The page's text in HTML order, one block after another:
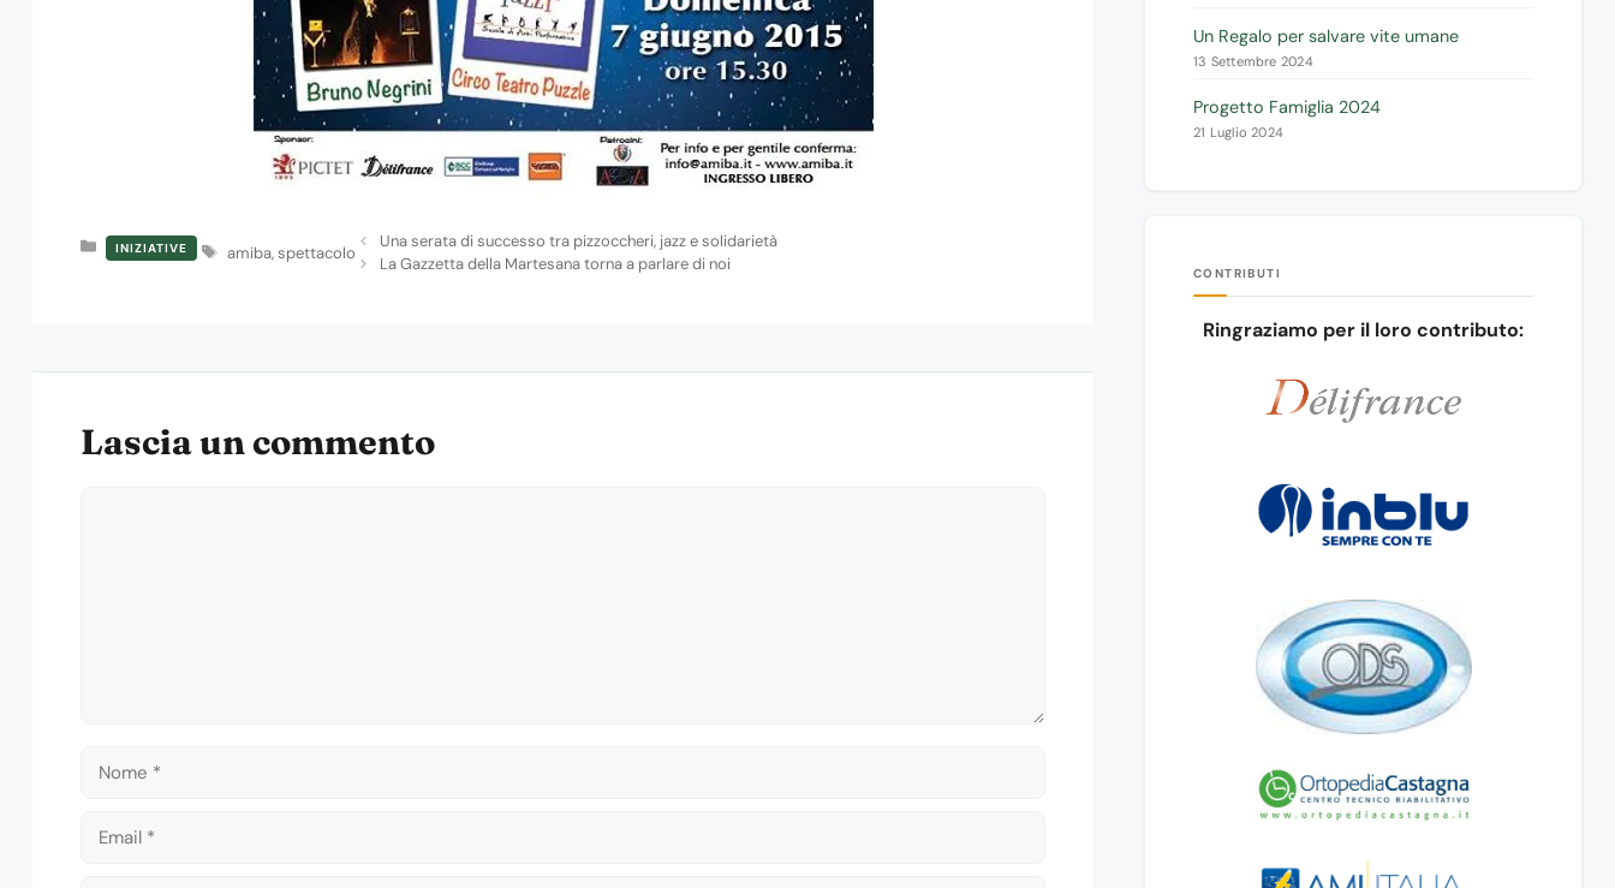
Categorie
INIZIATIVE Tag
amiba,spettacolo
Una serata di successo tra pizzoccheri, jazz e solidarietà
La Gazzetta della Martesana torna a parlare di noi
Lascia un commento
Nome
Email
Un Regalo per salvare vite umane
13 Settembre 2024
Progetto Famiglia 2024
21 Luglio 2024
CONTRIBUTI
Ringraziamo per il loro contributo: